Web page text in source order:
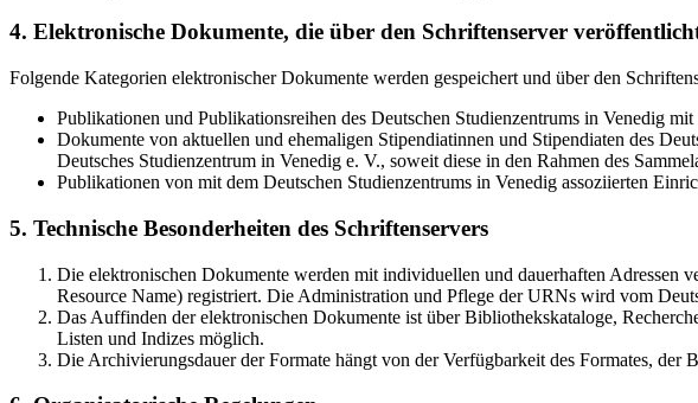
4. Elektronische Dokumente, die über den Schriftenserver
Folgende Kategorien elektronischer Dokumente werden gespeichert und über den
Publikationen und Publikationsreihen des Deutschen Studienzentrums in Venedig
Dokumente von aktuellen und ehemaligen Stipendiatinnen und Stipendiaten des
Deutsches Studienzentrum in Venedig e. V., soweit diese in den Rahmen des
Publikationen von mit dem Deutschen Studienzentrums in Venedig assoziierten
5. Technische Besonderheiten des Schriftenservers
Die elektronischen Dokumente werden mit individuellen und dauerhaften
Resource Name) registriert. Die Administration und Pflege der URNs wird vom
Das Auffinden der elektronischen Dokumente ist über Bibliothekskataloge,
Listen und Indizes möglich.
Die Archivierungsdauer der Formate hängt von der Verfügbarkeit des Formates,